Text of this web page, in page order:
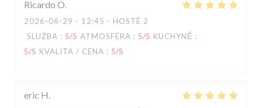
Ricardo O
2026-06-29 - 12:45 - HOSTÉ 2
SLUŽBA : 5/5 ATMOSFÉRA : 5/5 KUCHYNĚ :
5/5 KVALITA / CENA : 5/5
eric H